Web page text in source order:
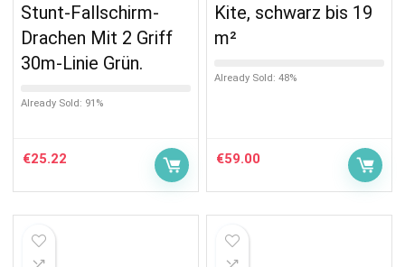
Stunt-Fallschirm-
Drachen Mit 2 Griff
30m-Linie Grün.
Already Sold: 91%
€25.22
Kite, schwarz bis 19
m²
Already Sold: 48%
€59.00